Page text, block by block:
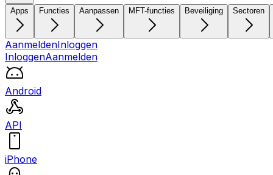
Apps Functies Aanpassen MFT-functies Beveiliging Sectoren
AanmeldenInloggen
InloggenAanmelden
Android
API
iPhone